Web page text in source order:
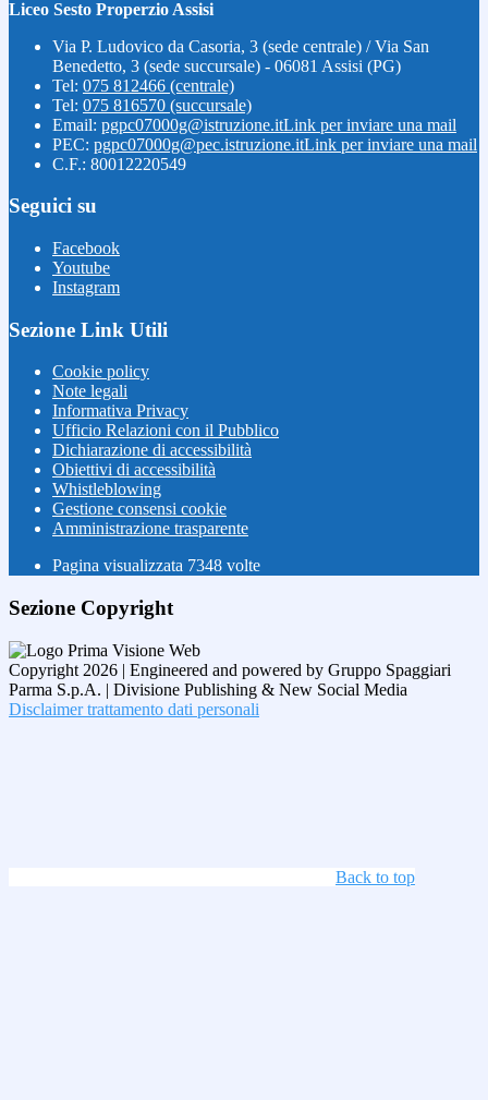
Liceo Sesto Properzio Assisi
Via P. Ludovico da Casoria, 3 (sede centrale) / Via San
Benedetto, 3 (sede succursale) - 06081 Assisi (PG)
Tel: 075 812466 (centrale)
Tel: 075 816570 (succursale)
Email: pgpc07000g@istruzione.itLink per inviare una mail
PEC: pgpc07000g@pec.istruzione.itLink per inviare una mail
C.F.: 80012220549
Seguici su
Facebook
Youtube
Instagram
Sezione Link Utili
Cookie policy
Note legali
Informativa Privacy
Ufficio Relazioni con il Pubblico
Dichiarazione di accessibilità
Obiettivi di accessibilità
Whistleblowing
Gestione consensi cookie
Amministrazione trasparente
Pagina visualizzata 7348 volte
Sezione Copyright
Copyright 2026 | Engineered and powered by Gruppo Spaggiari
Parma S.p.A. | Divisione Publishing & New Social Media
Disclaimer trattamento dati personali
Back to top